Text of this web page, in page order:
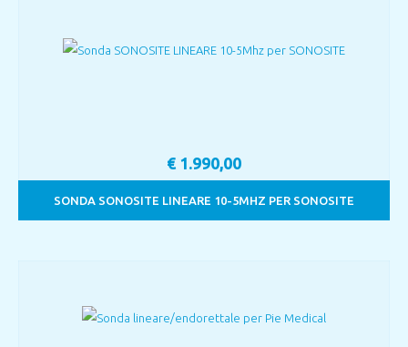
SONDA SONOSITE LINEARE 10-5MHZ PER SONOSITE
€ 1.990,00